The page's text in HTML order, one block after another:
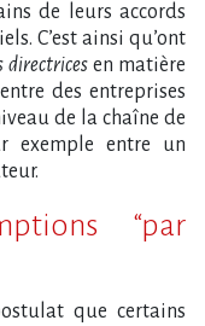
de leurs accords
C’est ainsi qu’ont
directrices en matière
des entreprises
de la chaîne de
exemple entre un
“par
que certains